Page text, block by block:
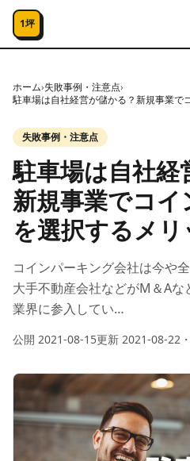
コンテンツへスキップ
1坪
ホーム›失敗事例・注意点›
失敗事例・注意点
駐車場は自社経
新規事業でコ
を選択するメリ
コインパーキング会社は今や
大手不動産会社などがM＆A
業界に参入してい…
公開 2021-08-15更新 2021-08-22 ・